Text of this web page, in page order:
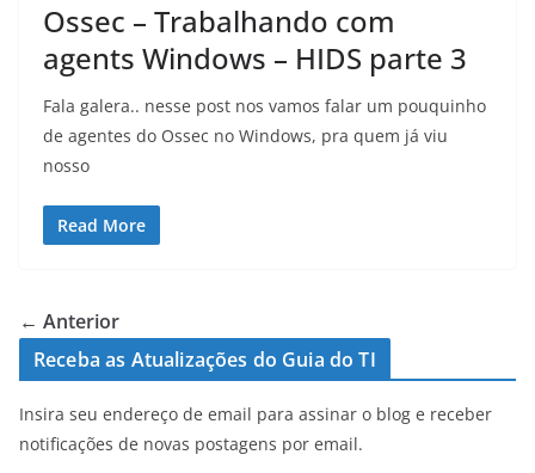
Ossec – Trabalhando com
agents Windows – HIDS parte 3
Fala galera.. nesse post nos vamos falar um pouquinho
de agentes do Ossec no Windows, pra quem já viu
nosso
Read More
← Anterior
Receba as Atualizações do Guia do TI
Insira seu endereço de email para assinar o blog e receber
notificações de novas postagens por email.